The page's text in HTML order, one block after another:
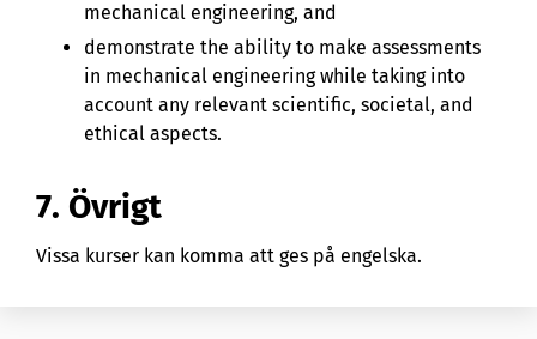
mechanical engineering, and
demonstrate the ability to make assessments
in mechanical engineering while taking into
account any relevant scientific, societal, and
ethical aspects.
7. Övrigt
Vissa kurser kan komma att ges på engelska.